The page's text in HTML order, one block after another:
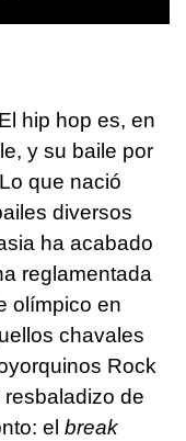
El hip hop es, en
y su baile por
que nació
diversos
ha acabado
reglamentada
olímpico en
chavales
Rock
de
el break